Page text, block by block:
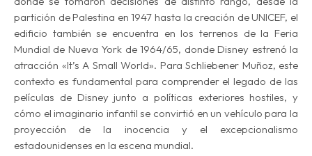
partición de Palestina en 1947 hasta la creación de UNICEF, el
edificio también se encuentra en los terrenos de la Feria
Mundial de Nueva York de 1964/65, donde Disney estrenó la
atracción «It’s A Small World». Para Schliebener Muñoz, este
contexto es fundamental para comprender el legado de las
películas de Disney junto a políticas exteriores hostiles, y
cómo el imaginario infantil se convirtió en un vehículo para la
proyección de la inocencia y el excepcionalismo
estadounidenses en la escena mundial.